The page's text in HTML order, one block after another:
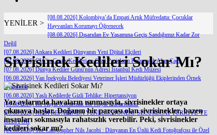
YENİLER >
[08.08.2026] Kolombiya’da Empati Artık Müfredatta: Çocuklar
Hayvanları Korumayı Öğrenecek
[08.08.2026] Dışarıdan Ev Yaşamına Geçiş Sandığımız Kadar Zor
Değil
[07.08.2026] Ankara Kedileri Dünyanın Yeni Dijital Elçileri
[07.08.2026] CIA’in Casus Kedileri ve Gizli Projelerin Paranoyak Altın Çağı
[07.08.2026] Dünya Kediler Günü'nün Adresi İstanbul Kedi Müzesi
[06.08.2026] Van İpekyolu Belediyesi Veteriner İşleri Müdürlüğü Ekiplerinden Örnek
Uygulama
[06.08.2026] Yaşlı Kedilerde Gizli Tehlike: Hipertansiyon
[05.08.2026] Bir Hayat Kurtarmak Bir Hayat Kurtarmaktır
[05.08.2026] KEDİ REFAHINDA YENİ BİR DÖNEM: SECURECAT TÜRKİYE’YE
GELİYOR
[04.08.2026] The Catographer Nils Jacobi : Dünyanın En Ünlü Kedi Fotoğrafçısı ile Özel
Sivrisinek Kedileri Sokar Mı?
Yaz aylarında havaların ısınmasıyla, sivrisinekler ortaya
çıkmaya başlar. Doğanın bir parçası olan sivrisinekler, bazen
insanları sokmasıyla rahatsızlık verebilir. Peki, sivrisinekler
kedileri sokar mı?